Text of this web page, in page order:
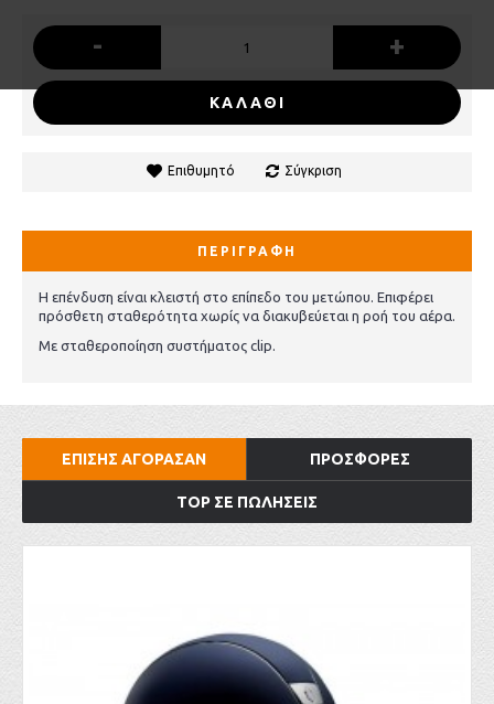
- +
ΚΑΛΆΘΙ
Επιθυμητό Σύγκριση
ΠΕΡΙΓΡΑΦΉ
Η επένδυση είναι κλειστή στο επίπεδο του μετώπου. Επιφέρει
πρόσθετη σταθερότητα χωρίς να διακυβεύεται η ροή του αέρα.
Με σταθεροποίηση συστήματος clip.
ΕΠΊΣΗΣ ΑΓΌΡΑΣΑΝ ΠΡΟΣΦΟΡΈΣ
TOP ΣΕ ΠΩΛΉΣΕΙΣ